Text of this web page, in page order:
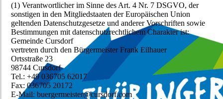
(1) Verantwortlicher im Sinne des Art. 4 Nr. 7 DSGVO, der
sonstigen in den Mitgliedstaaten der Europäischen Union
geltenden Datenschutzgesetze und anderer Vorschriften sowie
Bestimmungen mit datenschutzrechtlichem Charakter ist:
Gemeinde Cursdorf
vertreten durch den Bürgermeister Frank Eilhauer
Ortsstraße 23
98744 Cursdorf
Tel.: +49 036705 62017
Fax: 036705 20172
E-Mail: buergermeister@cursdorf.com